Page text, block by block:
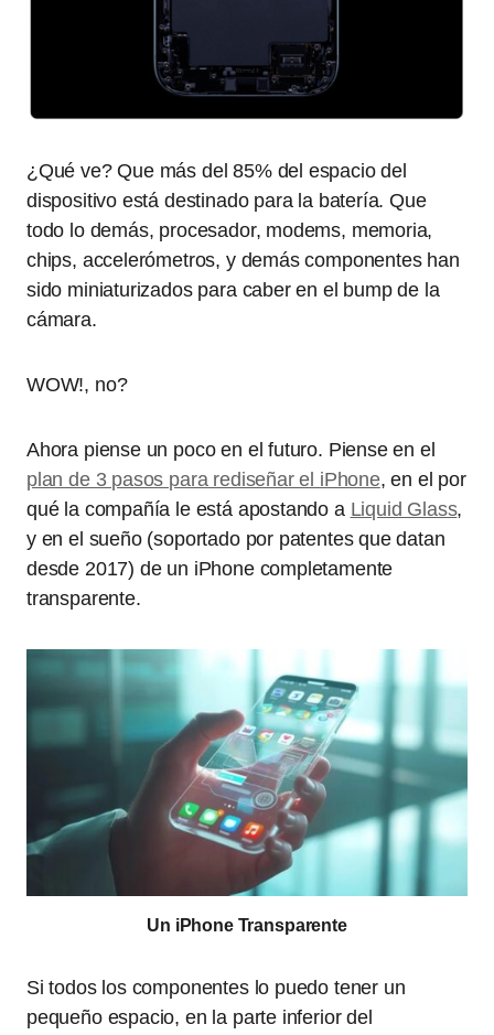
¿Qué ve? Que más del 85% del espacio del
dispositivo está destinado para la batería. Que
todo lo demás, procesador, modems, memoria,
chips, accelerómetros, y demás componentes han
sido miniaturizados para caber en el bump de la
cámara.
WOW!, no?
Ahora piense un poco en el futuro. Piense en el
plan de 3 pasos para rediseñar el iPhone, en el por
qué la compañía le está apostando a Liquid Glass,
y en el sueño (soportado por patentes que datan
desde 2017) de un iPhone completamente
transparente.
Un iPhone Transparente
Si todos los componentes lo puedo tener un
pequeño espacio, en la parte inferior del